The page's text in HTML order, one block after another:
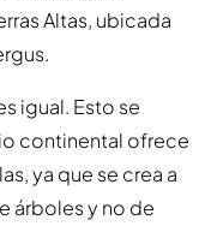
Altas, ubicada
igual. Esto se
continental ofrece
ya que se crea a
árboles y no de